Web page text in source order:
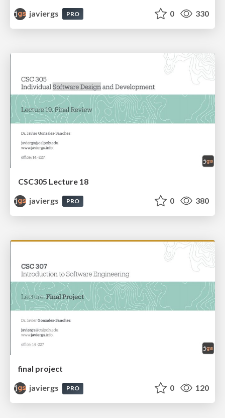
javiergs
PRO 0 330
CSC305 Lecture 18
javiergs
PRO 0 380
final project
javiergs
PRO 0 120